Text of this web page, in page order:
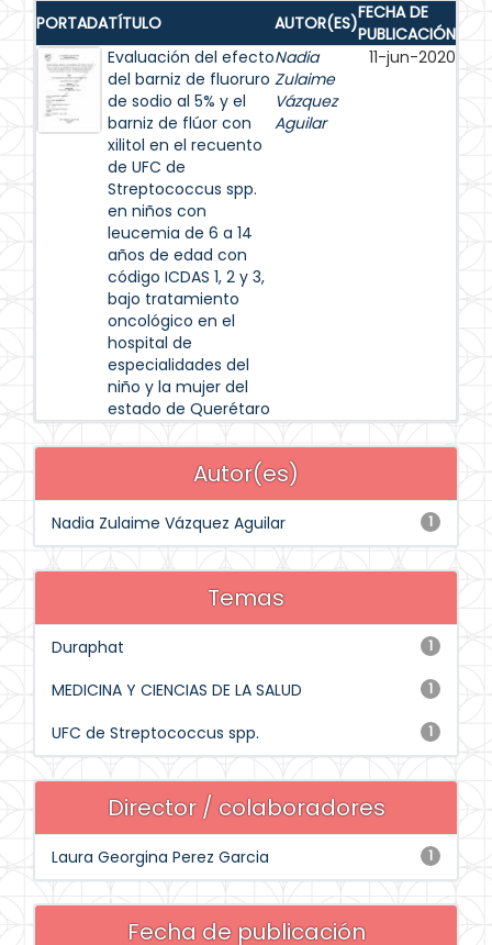
PORTADATÍTULO AUTOR(ES)FECHA DE
PUBLICACIÓN
Evaluación del efecto
del barniz de fluoruro
de sodio al 5% y el
barniz de flúor con
xilitol en el recuento
de UFC de
Streptococcus spp.
en niños con
leucemia de 6 a 14
años de edad con
código ICDAS 1, 2 y 3,
bajo tratamiento
oncológico en el
hospital de
especialidades del
niño y la mujer del
estado de Querétaro
Nadia
Zulaime
Vázquez
Aguilar
11-jun-2020
Autor(es)
1
Nadia Zulaime Vázquez Aguilar
Temas
1
Duraphat
1
MEDICINA Y CIENCIAS DE LA SALUD
1
UFC de Streptococcus spp.
Director / colaboradores
1
Laura Georgina Perez Garcia
Fecha de publicación